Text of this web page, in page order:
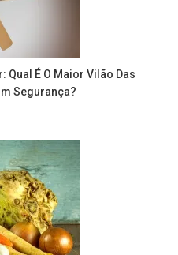
É O Maior Vilão Das
Segurança?